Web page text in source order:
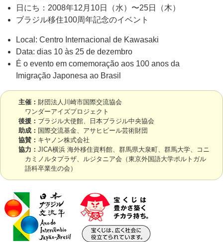
日にち：2008年12月10日（水）〜25日（木）
ブラジル移住100周年記念のイベント
Local: Centro Internacional de Kawasaki
Data: dias 10 às 25 de dezembro
É o evento em comemoração aos 100 anos da
Imigração Japonesa ao Brasil
主催： 財団法人川崎市国際交流協会
ワンダーアイズプロジェクト
後援： ブラジル大使館、日本ブラジル中央協会
助成： 国際交流基金、アサヒビール芸術財団
協賛： キヤノン株式会社
協力： JICA横浜 海外移住資料館、群馬県大泉町、群馬大学、コニ
カミノルタプラザ、ルジタニア会（東京外国語大学ポルトガル
語科卒業生の会）